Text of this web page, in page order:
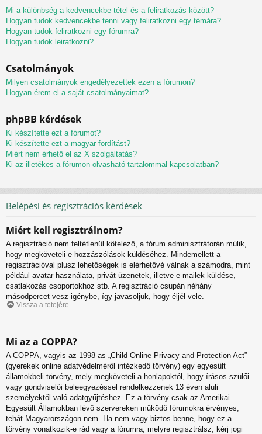
Mi a különbség a kedvencekbe tétel és a feliratkozás között?
Hogyan tudok kedvencekbe tenni vagy feliratkozni egy témára?
Hogyan tudok feliratkozni egy fórumra?
Hogyan tudok leiratkozni?
Csatolmányok
Milyen csatolmányok engedélyezettek ezen a fórumon?
Hogyan érem el a saját csatolmányaimat?
phpBB kérdések
Ki készítette ezt a fórumot?
Ki készítette ezt a magyar fordítást?
Miért nem érhető el az X szolgáltatás?
Ki az illetékes a fórumon olvasható tartalommal kapcsolatban?
Belépési és regisztrációs kérdések
Miért kell regisztrálnom?
A regisztráció nem feltétlenül kötelező, a fórum adminisztrátorán múlik,
hogy megköveteli-e hozzászólások küldéséhez. Mindemellett a
regisztrációval plusz lehetőségek is elérhetővé válnak a számodra, mint
például avatar használata, privát üzenetek, illetve e-mailek küldése,
csatlakozás csoportokhoz stb. A regisztráció csupán néhány
másodpercet vesz igénybe, így javasoljuk, hogy éljél vele.
Vissza a tetejére
Mi az a COPPA?
A COPPA, vagyis az 1998-as „Child Online Privacy and Protection Act”
(gyerekek online adatvédelméről intézkedő törvény) egy egyesült
államokbeli törvény, mely megköveteli a honlapoktól, hogy írásos szülői
vagy gondviselői beleegyezéssel rendelkezzenek 13 éven aluli
személyektől való adatgyűjtéshez. Ez a törvény csak az Amerikai
Egyesült Államokban lévő szervereken működő fórumokra érvényes,
tehát Magyarországon nem. Ha nem vagy biztos benne, hogy ez a
törvény vonatkozik-e rád vagy a fórumra, melyre regisztrálsz, kérj jogi